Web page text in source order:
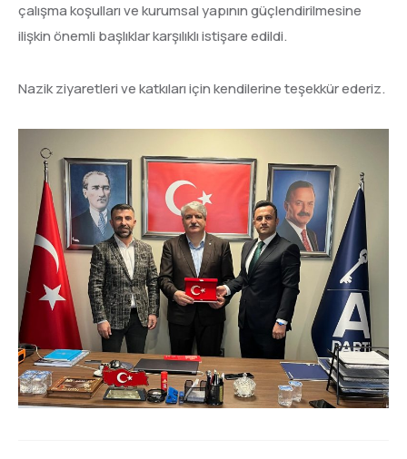
çalışma koşulları ve kurumsal yapının güçlendirilmesine
ilişkin önemli başlıklar karşılıklı istişare edildi.
Nazik ziyaretleri ve katkıları için kendilerine teşekkür ederiz.